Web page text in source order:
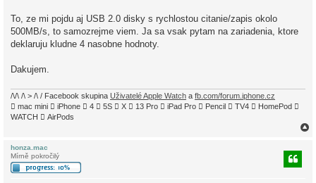
To, ze mi pojdu aj USB 2.0 disky s rychlostou citanie/zapis okolo
500MB/s, to samozrejme viem. Ja sa vsak pytam na zariadenia, ktore
deklaruju kludne 4 nasobne hodnoty.
Dakujem.
/\/\ /\ > /\ / Facebook skupina Uživatelé Apple Watch a fb.com/forum.iphone.cz
 mac mini  iPhone  4  5S  X  13 Pro  iPad Pro  Pencil  TV4  HomePod 
WATCH  AirPods
honza.mac
Mírně pokročilý